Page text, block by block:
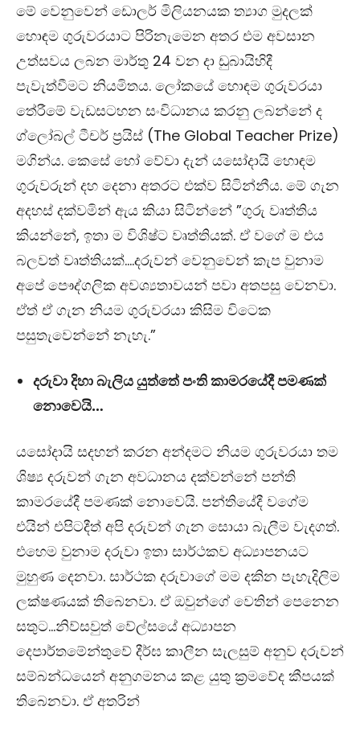
මේ වෙනුවෙන් ඩොලර් මිලියනයක ත්‍යාග මුදලක්
හොඳම ගුරුවරයාට පිරිනැමෙන අතර එම අවසාන
උත්සවය ලබන මාර්තු 24 වන දා ඩුබායිහිදී
පැවැත්වීමට නියමිතය. ලෝකයේ හොඳම ගුරුවරයා
තේරීමේ වැඩසටහන සංවිධානය කරනු ලබන්නේ ද
ග්ලෝබල් ටීචර් ප්‍රයිස් (The Global Teacher Prize)
මගින්ය. කෙසේ හෝ වේවා දැන් යසෝදායි හොඳම
ගුරුවරුන් දහ දෙනා අතරට එක්ව සිටින්නීය. මේ ගැන
අදහස් දක්වමින් ඇය කියා සිටින්නේ ”ගුරු වෘත්තිය
කියන්නේ, ඉතා ම විශිෂ්ට වෘත්තියක්. ඒ වගේ ම එය
බලවත් වෘත්තියක්….දරුවන් වෙනුවෙන් කැප වුනාම
අපේ පෞද්ගලික අවශ්‍යතාවයන් පවා අතපසු වෙනවා.
ඒත් ඒ ගැන නියම ගුරුවරයා කිසිම විටෙක
පසුතැවෙන්නේ නැහැ.”
දරුවා දිහා බැලිය යුත්තේ පංති කාමරයේදී පමණක්
නොවෙයි…
යසෝදායි සදහන් කරන අන්දමට නියම ගුරුවරයා තම
ශිෂ්‍ය දරුවන් ගැන අවධානය දක්වන්නේ පන්ති
කාමරයේදී පමණක් නොවෙයි. පන්තියේදී වගේම
එයින් එපිටදීත් අපි දරුවන් ගැන සොයා බැලීම වැදගත්.
එහෙම වුනාම දරුවා ඉතා සාර්ථකව අධ්‍යාපනයට
මුහුණ දෙනවා. සාර්ථක දරුවාගේ මම දකින පැහැදිලිම
ලක්ෂණයක් තිබෙනවා. ඒ ඔවුන්ගේ වෙතින් පෙනෙන
සතුට…නිව්සවුත් වේල්සයේ අධ්‍යාපන
දෙපාර්තමේන්තුවේ දීර්ඝ කාලීන සැලසුම් අනුව දරුවන්
සම්බන්ධයෙන් අනුගමනය කළ යුතු ක්‍රමවේද කීපයක්
තිබෙනවා. ඒ අතරින්